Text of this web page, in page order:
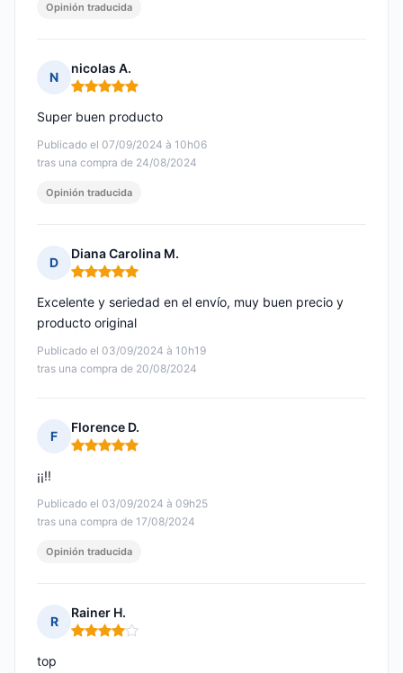
Opinión traducida
N
nicolas A.
Nota: 5 de 5
Publicado el 07/09/2024 à 10h06
tras una compra de 24/08/2024
Super buen producto
Opinión traducida
D
Diana Carolina M.
Nota: 5 de 5
Publicado el 03/09/2024 à 10h19
tras una compra de 20/08/2024
Excelente y seriedad en el envío, muy buen precio y
producto original
F
Florence D.
Nota: 5 de 5
Publicado el 03/09/2024 à 09h25
tras una compra de 17/08/2024
¡¡!!
Opinión traducida
R
Rainer H.
Nota: 4 de 5
top